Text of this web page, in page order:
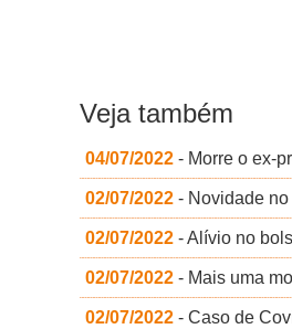
Veja também
04/07/2022 - Morre o ex-
02/07/2022 - Novidade
02/07/2022 - Alívio no
02/07/2022 - Mais uma
02/07/2022 - Caso de